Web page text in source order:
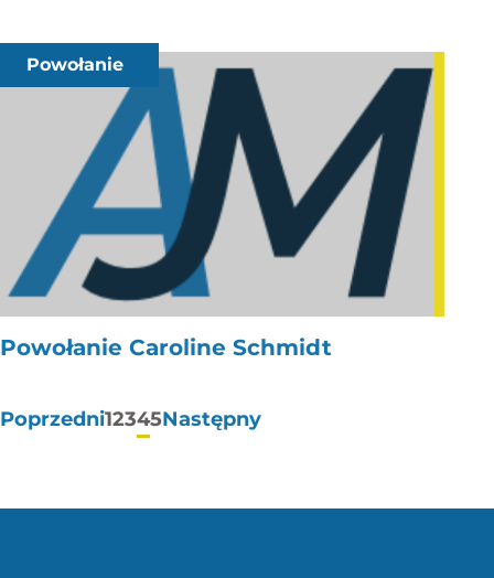
Powołanie
Powołanie Caroline Schmidt
Stronicowanie
Poprzedni12345Następny